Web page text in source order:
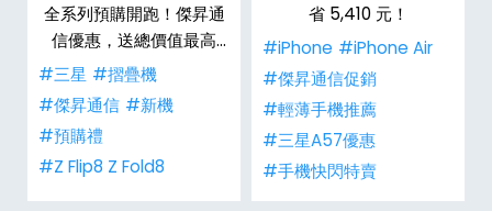
全系列預購開跑！傑昇通
信優惠，送總價值最高
$2,180 好禮
#三星 #摺疊機
#傑昇通信 #新機
#預購禮
#Z Flip8 Z Fold8
省 5,410 元！
#iPhone #iPhone Air
#傑昇通信促銷
#輕薄手機推薦
#三星A57優惠
#手機快閃特賣